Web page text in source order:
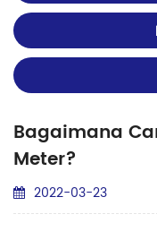
Bagaimana
Meter?
2022-03-23